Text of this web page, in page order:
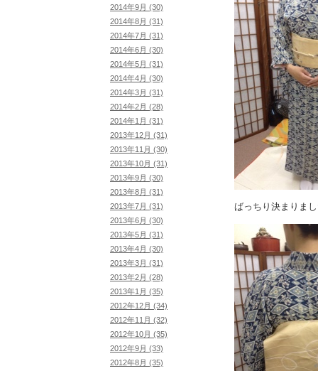
ばっちり決まりま
2014年9月 (30)
2014年8月 (31)
2014年7月 (31)
2014年6月 (30)
2014年5月 (31)
2014年4月 (30)
2014年3月 (31)
2014年2月 (28)
2014年1月 (31)
2013年12月 (31)
2013年11月 (30)
2013年10月 (31)
2013年9月 (30)
2013年8月 (31)
2013年7月 (31)
2013年6月 (30)
2013年5月 (31)
2013年4月 (30)
2013年3月 (31)
2013年2月 (28)
2013年1月 (35)
2012年12月 (34)
2012年11月 (32)
2012年10月 (35)
2012年9月 (33)
2012年8月 (35)